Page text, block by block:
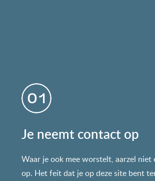
Je neemt contact op
Waar je ook mee worstelt, aarzel niet
op. Het feit dat je op deze site bent